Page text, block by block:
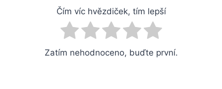
Čím víc hvězdiček, tím lepší
Zatím nehodnoceno, buďte první.